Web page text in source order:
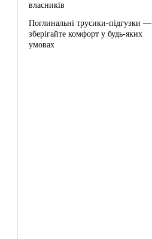
власників
Поглинальні трусики-підгузки —
зберігайте комфорт у будь-яких
умовах